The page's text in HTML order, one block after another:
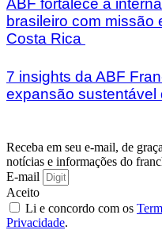
ABF fortalece a
brasileiro com missão
Costa Rica
7 insights da ABF
expansão sustentável
Receba em seu e-mail, de
notícias e informações do
E-mail
Aceito
Li e concordo com os
Privacidade.